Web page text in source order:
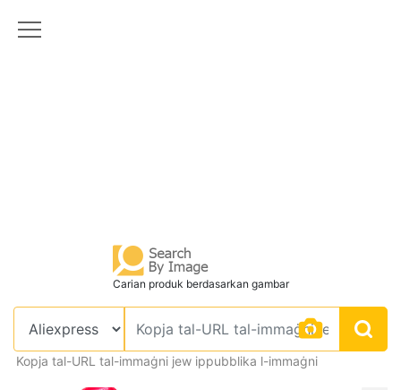
Carian produk berdasarkan gambar
Kopja tal-URL tal-immaġni jew ippubblika l-immaġni